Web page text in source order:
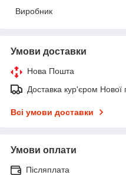
Виробник
Умови доставки
Нова Пошта
Доставка кур'єром Нової
Всі умови доставки
Умови оплати
Післяплата